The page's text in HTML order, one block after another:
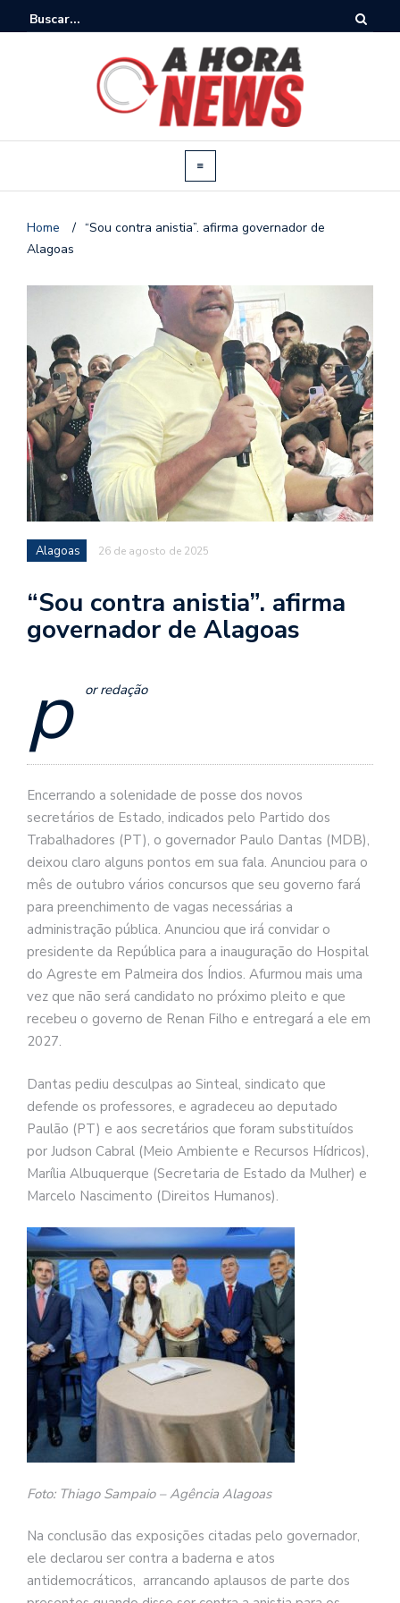
Home / “Sou contra anistia”. afirma governador de
Alagoas
Alagoas 26 de agosto de 2025
“Sou contra anistia”. afirma
governador de Alagoas
p or redação
Encerrando a solenidade de posse dos novos
secretários de Estado, indicados pelo Partido dos
Trabalhadores (PT), o governador Paulo Dantas (MDB),
deixou claro alguns pontos em sua fala. Anunciou para o
mês de outubro vários concursos que seu governo fará
para preenchimento de vagas necessárias a
administração pública. Anunciou que irá convidar o
presidente da República para a inauguração do Hospital
do Agreste em Palmeira dos Índios. Afurmou mais uma
vez que não será candidato no próximo pleito e que
recebeu o governo de Renan Filho e entregará a ele em
2027.
Dantas pediu desculpas ao Sinteal, sindicato que
defende os professores, e agradeceu ao deputado
Paulão (PT) e aos secretários que foram substituídos
por Judson Cabral (Meio Ambiente e Recursos Hídricos),
Marília Albuquerque (Secretaria de Estado da Mulher) e
Marcelo Nascimento (Direitos Humanos).
Foto: Thiago Sampaio – Agência Alagoas
Na conclusão das exposições citadas pelo governador,
ele declarou ser contra a baderna e atos
antidemocráticos, arrancando aplausos de parte dos